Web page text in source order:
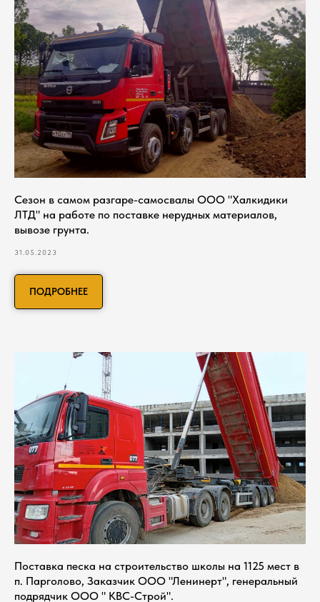
Сезон в самом разгаре-самосвалы ООО "Халкидики
ЛТД" на работе по поставке нерудных материалов,
вывозе грунта.
31.05.2023
ПОДРОБНЕЕ
Поставка песка на строительство школы на 1125 мест в
п. Парголово, Заказчик ООО "Ленинерт", генеральный
подрядчик ООО " КВС-Строй".